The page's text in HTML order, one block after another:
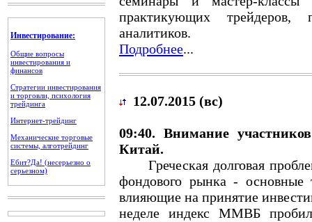
Инвестирование:
Общие вопросы
инвестирования и
финансов
Стратегии инвестирования
и торговли, психология
трейдинга
Интернет-трейдинг
Механические торговые
системы, алготрейдинг
Ебит?Да! (несерьезно о
серьезном)
практикующих трейдеров,
аналитиков.
Подробнее...
12.07.2015 (вс)
09:40. Внимание
Китай.
Греческая долговая
фондового рынка -
влияющие на принятие
неделе индекс ММВБ пробил